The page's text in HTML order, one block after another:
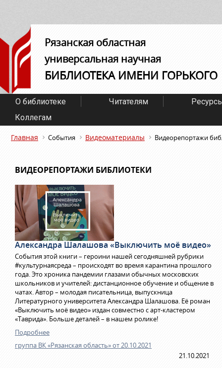
Рязанская областная
универсальная научная
БИБЛИОТЕКА ИМЕНИ ГОРЬКОГО
О библиотеке Читателям
Коллегам
Главная События Видеоматериалы Видеорепортажи
ВИДЕОРЕПОРТАЖИ БИБЛИОТЕКИ
Александра Шалашова «Выключить моё видео»
События этой книги – героини нашей сегодняшней рубрики
#культурнаясреда – происходят во время карантина прошлого
года. Это хроника пандемии глазами обычных московских
школьников и учителей: дистанционное обучение и общение в
чатах. Автор – молодая писательница, выпускница
Литературного университета Александра Шалашова. Её роман
«Выключить моё видео» издан совместно с арт-кластером
«Таврида». Больше деталей – в нашем ролике!
Подробнее
группа ВК «Рязанская область» от 20.10.2021
21.10.2021